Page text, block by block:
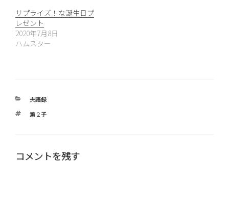
サプライズ！な誕生日プ
レゼント
2020年7月8日
ハムスター
カ
ゴ
夫語録
タ
第２子
コメントを残す